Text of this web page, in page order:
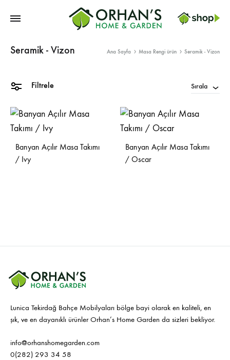
Home
Seramik - Vizon Ana Sayfa Masa Rengi ürün Seramik - Vizon
Filtrele Sırala
Banyan Açılır Masa Takımı
/ Ivy
Banyan Açılır Masa Takımı
/ Oscar
Lunica Tekirdağ Bahçe Mobilyaları bölge bayi olarak en kaliteli, en
şık, ve en dayanıklı ürünler Orhan’s Home Garden da sizleri bekliyor.
info@orhanshomegarden.com
0(282) 293 34 58